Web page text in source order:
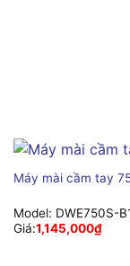
Máy mài cầm tay
Model: DWE750S-
Giá:1,145,000₫